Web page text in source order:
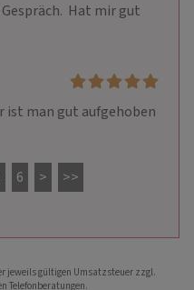
Hat mir gut
ist man gut aufgehoben
6 > >>
jeweils gültigen Umsatzsteuer zzgl.
Telefonberatungen.